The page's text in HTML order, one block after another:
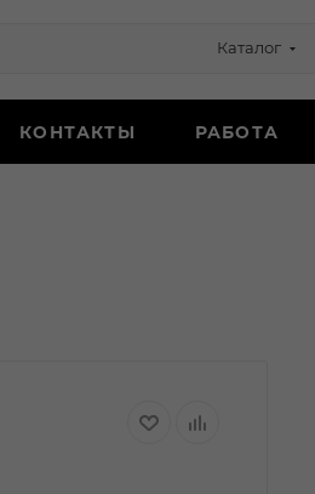
Каталог
КОНТАКТЫ РАБОТА